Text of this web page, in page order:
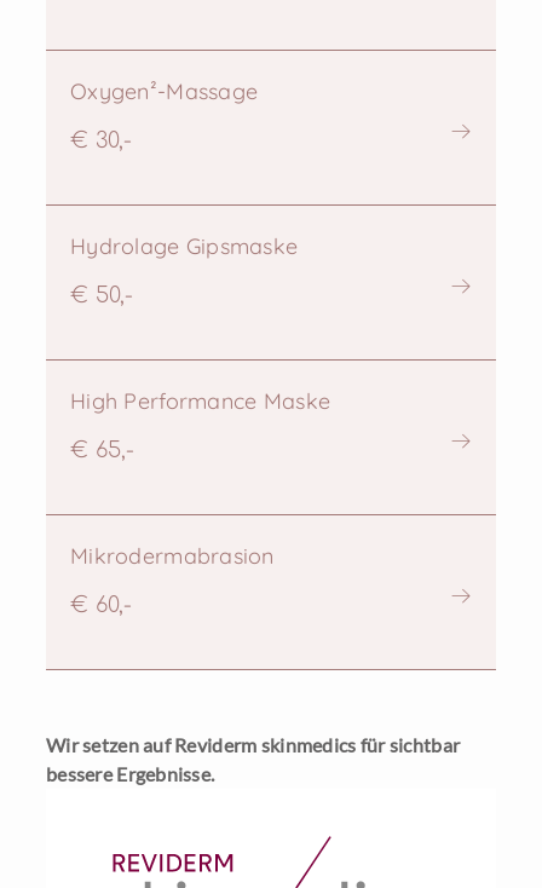
Oxygen²-Massage
€ 30,-
Hydrolage Gipsmaske
€ 50,-
High Performance Maske
€ 65,-
Mikrodermabrasion
€ 60,-
Wir setzen auf Reviderm skinmedics für sichtbar
bessere Ergebnisse.